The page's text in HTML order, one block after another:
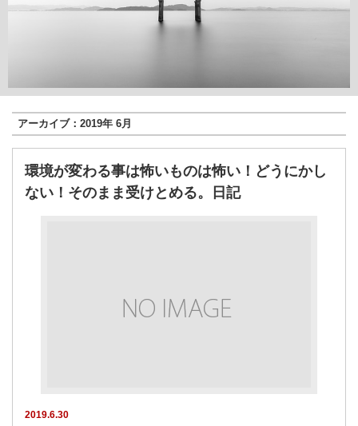
アーカイブ：2019年 6月
環境が変わる事は怖いものは怖い！どうにかし
ない！そのまま受けとめる。日記
2019.6.30